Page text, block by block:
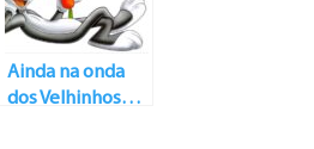
Ainda na onda
dos Velhinhos…